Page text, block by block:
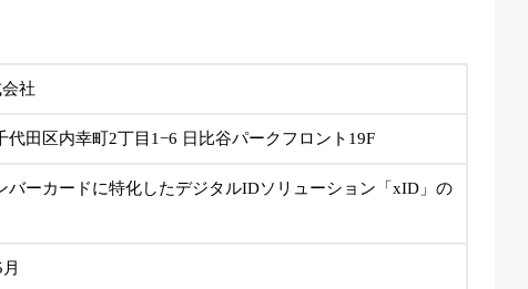
社
代田区内幸町2丁目1−6 日比谷パークフロント19F
バーカードに特化したデジタルIDソリューション「xID」の